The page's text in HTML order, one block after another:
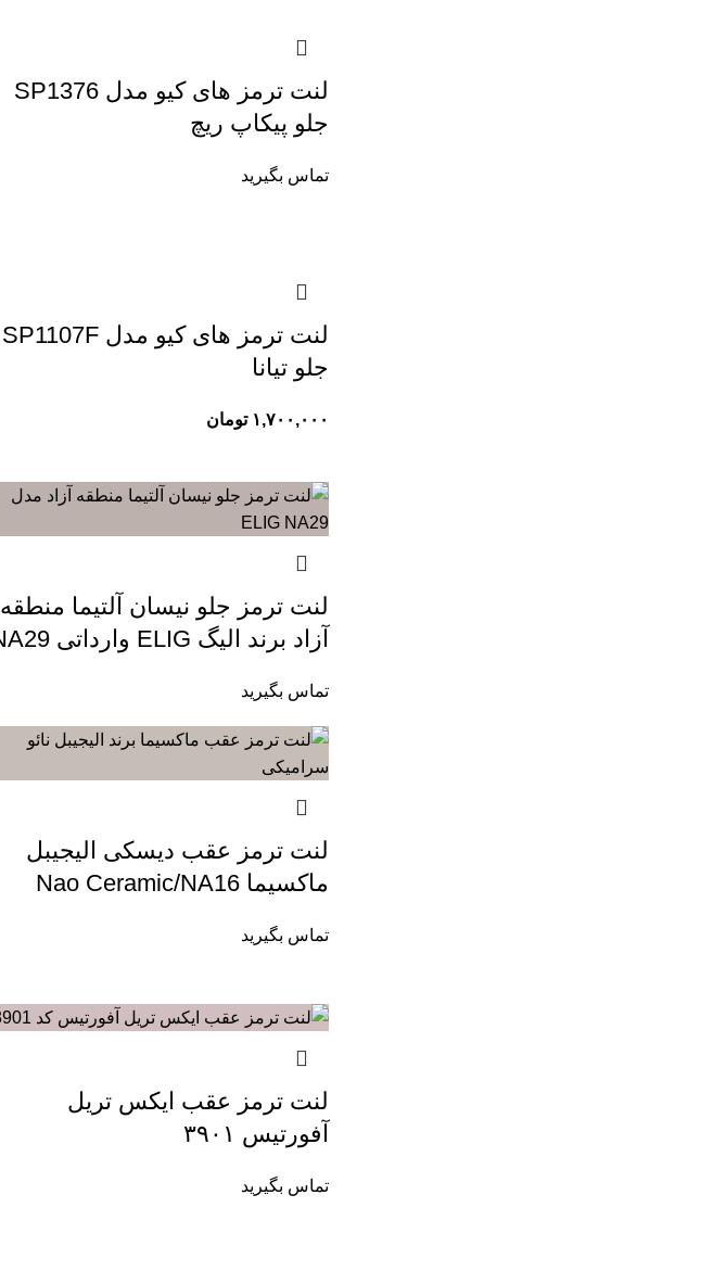
لنت ترمز های کیو مدل SP1376
جلو پیکاپ ریچ
تماس بگیرید
لنت ترمز های کیو مدل SP1107F
جلو تیانا
۱,۷۰۰,۰۰۰ تومان
لنت ترمز جلو نیسان آلتیما منطقه
آزاد برند الیگ ELIG وارداتی NA29
تماس بگیرید
لنت ترمز عقب دیسکی الیجیبل
ماکسیما Nao Ceramic/NA16
تماس بگیرید
لنت ترمز عقب ایکس تریل
آفورتیس ۳۹۰۱
تماس بگیرید